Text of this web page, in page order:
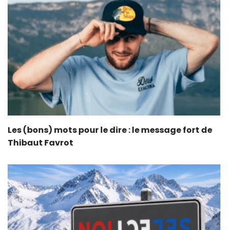
Les (bons) mots pour le dire : le message fort de
Thibaut Favrot